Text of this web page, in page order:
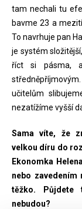
tam nechali tu
bavme 23 a
To navrhuje pan
je systém
říct si pásma,
učitelům
nezatížíme vyšší
Sama víte, že
velkou díru do
Ekonomka
nebo zavedením
těžko. Půjdete
nebudou?